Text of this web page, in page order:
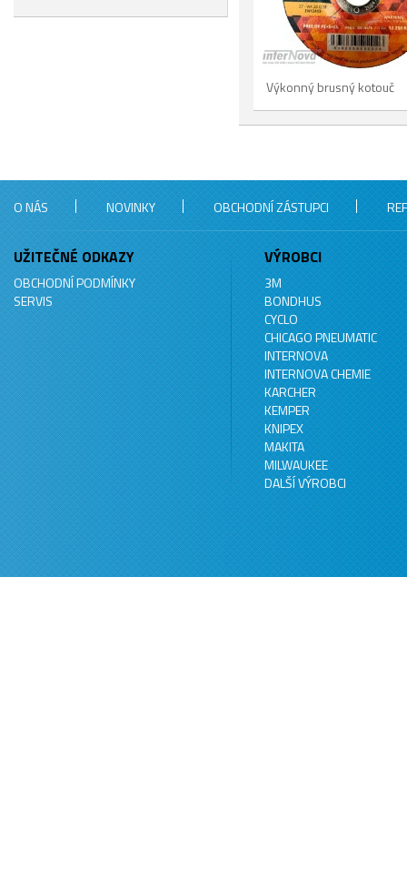
Výkonný brusný kotouč
O NÁS NOVINKY OBCHODNÍ ZÁSTUPCI
UŽITEČNÉ ODKAZY
OBCHODNÍ PODMÍNKY
SERVIS
VÝROBCI
3M
BONDHUS
CYCLO
CHICAGO PNEUMATIC
INTERNOVA
INTERNOVA CHEMIE
KARCHER
KEMPER
KNIPEX
MAKITA
MILWAUKEE
DALŠÍ VÝROBCI